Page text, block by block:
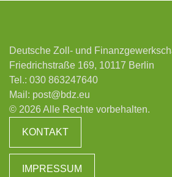
Deutsche Zoll- und
Friedrichstraße 169, 10117 Berlin
Tel.: 030 863247640
Mail: post@bdz.eu
© 2026 Alle Rechte vorbehalten.
KONTAKT
IMPRESSUM